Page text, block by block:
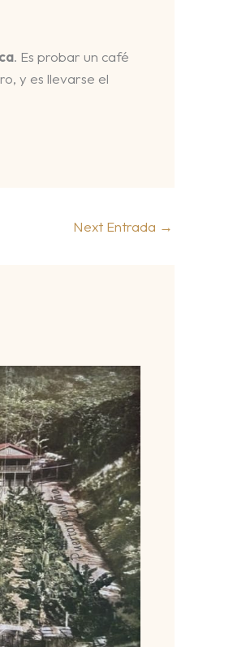
. Es probar un café
y es llevarse el
Next Entrada →